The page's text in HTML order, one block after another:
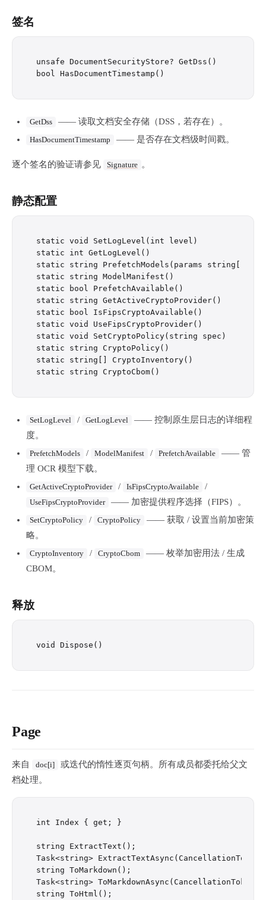
签名
unsafe DocumentSecurityStore? GetDss()
GetDss —— 读取文档安全存储（DSS，若存在）。
HasDocumentTimestamp —— 是否存在文档级时间戳。
逐个签名的验证请参见 Signature 。
静态配置
static void SetLogLevel(int level)
static int GetLogLevel()
static string PrefetchModels(params string[]
static string ModelManifest()
static bool PrefetchAvailable()
static string GetActiveCryptoProvider()
static bool IsFipsCryptoAvailable()
static void UseFipsCryptoProvider()
static void SetCryptoPolicy(string spec)
static string CryptoPolicy()
static string[] CryptoInventory()
SetLogLevel / GetLogLevel
—— 控制原生层日志的详细程
度。
PrefetchModels / ModelManifest / PrefetchAvailable
—— 管
理 OCR 模型下载。
GetActiveCryptoProvider / IsFipsCryptoAvailable /
UseFipsCryptoProvider —— 加密提供程序选择（FIPS）。
SetCryptoPolicy / CryptoPolicy
—— 获取 / 设置当前加密策
略。
CryptoInventory / CryptoCbom
—— 枚举加密用法 / 生成
CBOM。
释放
Page
来自 doc[i]
或迭代的惰性逐页句柄。所有成员都委托给父文
档处理。
int Index { get; }
string ExtractText();
Task<string>
string ToMarkdown();
Task<string>
string ToHtml();